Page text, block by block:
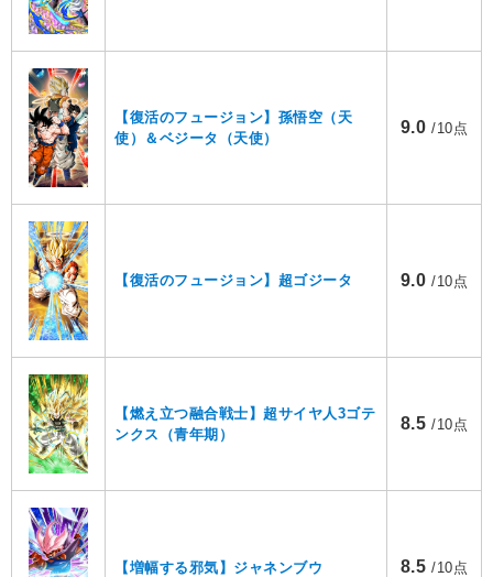
【復活のフュージョン】孫悟空（天
使）＆ベジータ（天使）
9.0 /10点
【復活のフュージョン】超ゴジータ 9.0 /10点
【燃え立つ融合戦士】超サイヤ人3ゴテ
ンクス（青年期）
8.5 /10点
【増幅する邪気】ジャネンブウ 8.5 /10点